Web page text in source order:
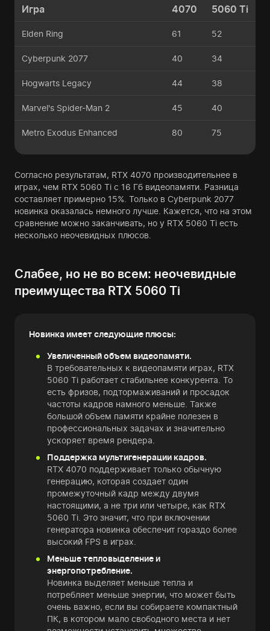
Игра 4070 5060 Ti
Elden Ring 61 52
Cyberpunk 2077 40 34
Hogwarts Legacy 44 38
Marvel's Spider-Man 2 45 40
Metro Exodus Enhanced 80 75
Согласно результатам, RTX 4070 производительнее в
играх, чем RTX 5060 Ti с 16 Гб видеопамяти. Разница
составляет примерно 15%. Только в Cyberpunk 2077
новинка оказалась немного лучше. Кажется, что на этом
сравнение можно заканчивать, но у RTX 5060 Ti есть
несколько неочевидных плюсов.
Слабее, но не во всем: неочевидные
преимущества RTX 5060 Ti
Новинка имеет следующие плюсы:
Увеличенный объем видеопамяти.
В требовательных к видеопамяти играх, RTX
5060 Ti работает стабильнее конкурента. То
есть фризов, подтормаживаний и просадок
частоты кадров намного меньше. Также
большой объем памяти крайне полезен в
профессиональных задачах и значительно
ускоряет время рендера.
Поддержка мультигенерации кадров.
RTX 4070 поддерживает только обычную
генерацию, которая создает один
промежуточный кадр между двумя
настоящими, а не три или четыре, как RTX
5060 Ti. Это значит, что при включении
генератора новинка обеспечит гораздо более
высокий FPS в играх.
Меньше тепловыделение и
энергопотребление.
Новинка выделяет меньше тепла и
потребляет меньше энергии, что может быть
очень важно, если вы собираете компактный
ПК, в котором мало свободного места и нет